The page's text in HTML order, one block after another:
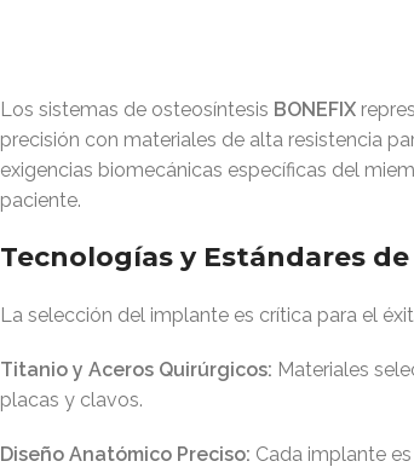
Los sistemas de osteosíntesis BONEFIX
precisión con materiales de alta resistencia
exigencias biomecánicas específicas del
paciente.
Tecnologías y Estándares
La selección del implante es crítica para el
Titanio y Aceros Quirúrgicos: Materiales
placas y clavos.
Diseño Anatómico Preciso: Cada implante